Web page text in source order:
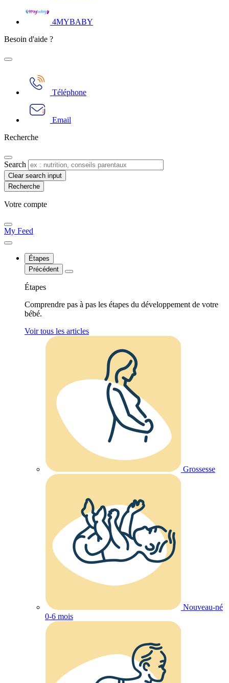
4MYBABY
Besoin d'aide ?
Téléphone
Email
Recherche
Search
Clear search input
Votre compte​
My Feed
Étapes
Précédent
Étapes
Comprendre pas à pas les étapes du développement de votre
bébé.
Voir tous les articles
Grossesse
Nouveau-né
0-6 mois